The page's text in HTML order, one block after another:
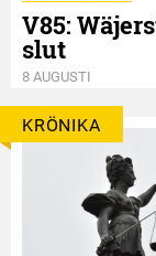
V85:
slut
8 AUGUSTI
KRÖNIKA